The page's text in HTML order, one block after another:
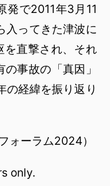
発で2011年3月11
入ってきた津波に
を直撃され、それ
事故の「真因」
の経緯を振り返り
ォーラム2024）
only.